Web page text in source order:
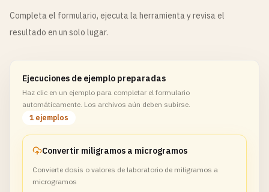
Completa el formulario, ejecuta la herramienta y revisa el
resultado en un solo lugar.
Ejecuciones de ejemplo preparadas
Haz clic en un ejemplo para completar el formulario
automáticamente. Los archivos aún deben subirse.
1 ejemplos
Convertir miligramos a microgramos
Convierte dosis o valores de laboratorio de miligramos a
microgramos